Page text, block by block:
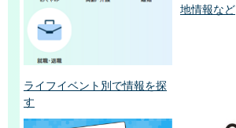
ライフイベント別で情報を探
す
地情報など